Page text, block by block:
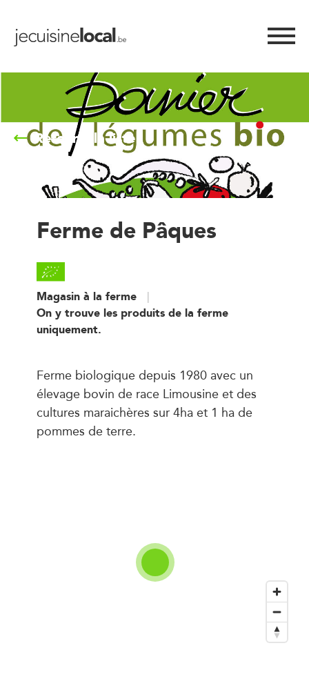
Retour à la liste
Ferme de Pâques
Magasin à la ferme
On y trouve les produits de la ferme
uniquement.
Ferme biologique depuis 1980 avec un
élevage bovin de race Limousine et des
cultures maraichères sur 4ha et 1 ha de
pommes de terre.